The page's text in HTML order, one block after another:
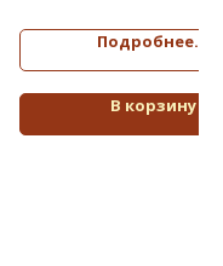
Подробнее...
В корзину